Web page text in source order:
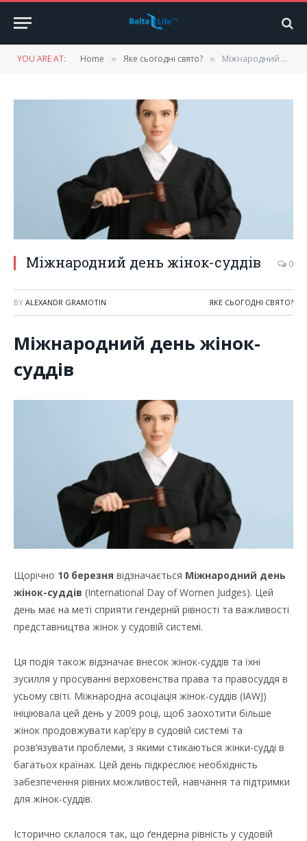
YOU ARE AT: Home » Яке сьогодні свято? » Міжнародний день жінок-суддів
Міжнародний день жінок-суддів 0
BY ALEXANDR GRAMOTIN ЯКЕ СЬОГОДНІ СВЯТО?
Міжнародний день жінок-
суддів
Щорічно 10 березня відзначається Міжнародний день
жінок-суддів (International Day of Women Judges). Цей
день має на меті сприяти гендерній рівності та важливості
представництва жінок у судовій системі.
Ця подія також відзначає внесок жінок-суддів та їхні
зусилля у просуванні верховенства права та правосуддя в
усьому світі. Міжнародна асоціація жінок-суддів (IAWJ)
ініціювала цей день у 2009 році, щоб заохотити більше
жінок продовжувати кар’єру в судовій системі та
розв’язувати проблеми, з якими стикаються жінки-судді в
багатьох країнах. Цей день підкреслює необхідність
забезпечення рівних можливостей, навчання та підтримки
для жінок-суддів.
Історично склалося так, що ґендерна рівність у судовій